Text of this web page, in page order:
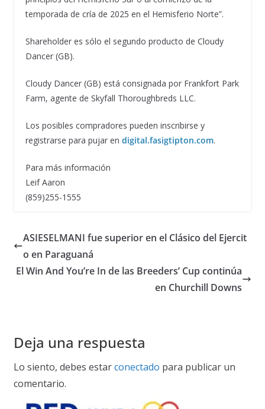
temporada de cría de 2025 en el Hemisferio Norte”.
Shareholder es sólo el segundo producto de Cloudy
Dancer (GB).
Cloudy Dancer (GB) está consignada por Frankfort Park
Farm, agente de Skyfall Thoroughbreds LLC.
Los posibles compradores pueden inscribirse y
registrarse para pujar en digital.fasigtipton.com.
Para más información
Leif Aaron
(859)255-1555
ASIESELMANI fue superior en el Clásico del Ejercit
o en Paraguaná
El Win And You’re In de las Breeders’ Cup continúa
en Churchill Downs
Deja una respuesta
Lo siento, debes estarconectado para publicar un
comentario.